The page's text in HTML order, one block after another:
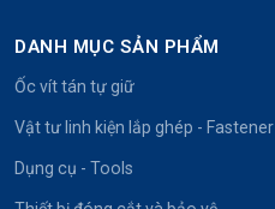
DANH MỤC SẢN PHẨM
Ốc vít tán tự giữ
Vật tư linh kiện lắp ghép - Fastener
Dụng cụ - Tools